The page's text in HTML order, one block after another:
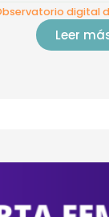
digital
Leer